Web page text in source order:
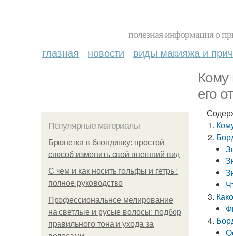
полезная информация о
главная новости виды макияжа и
Кому
его
Популярные материалы
Брюнетка в блондинку: простой
способ изменить свой внешний вид
С чем и как носить гольфы и гетры:
полное руководство
Профессиональное мелирование
на светлые и русые волосы: подбор
правильного тона и ухода за